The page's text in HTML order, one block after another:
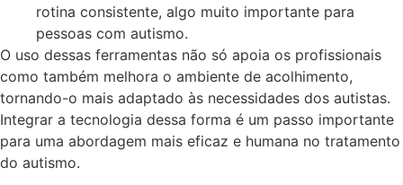
rotina consistente, algo muito importante para
pessoas com autismo.
O uso dessas ferramentas não só apoia os profissionais
como também melhora o ambiente de acolhimento,
tornando-o mais adaptado às necessidades dos autistas.
Integrar a tecnologia dessa forma é um passo importante
para uma abordagem mais eficaz e humana no tratamento
do autismo.